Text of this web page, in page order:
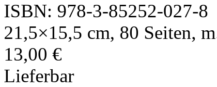
ISBN: 978-3-85252-027-8
21,5×15,5 cm, 80 Seiten,
13,00 €
Lieferbar